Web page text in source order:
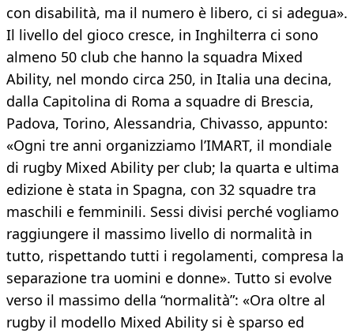
con disabilità, ma il numero è libero, ci si adegua».
Il livello del gioco cresce, in Inghilterra ci sono
almeno 50 club che hanno la squadra Mixed
Ability, nel mondo circa 250, in Italia una decina,
dalla Capitolina di Roma a squadre di Brescia,
Padova, Torino, Alessandria, Chivasso, appunto:
«Ogni tre anni organizziamo l’IMART, il mondiale
di rugby Mixed Ability per club; la quarta e ultima
edizione è stata in Spagna, con 32 squadre tra
maschili e femminili. Sessi divisi perché vogliamo
raggiungere il massimo livello di normalità in
tutto, rispettando tutti i regolamenti, compresa la
separazione tra uomini e donne». Tutto si evolve
verso il massimo della “normalità”: «Ora oltre al
rugby il modello Mixed Ability si è sparso ed